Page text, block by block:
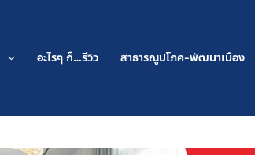
อะไรๆ ก็…รีวิว สาธารณูปโภค-พัฒนาเมือง